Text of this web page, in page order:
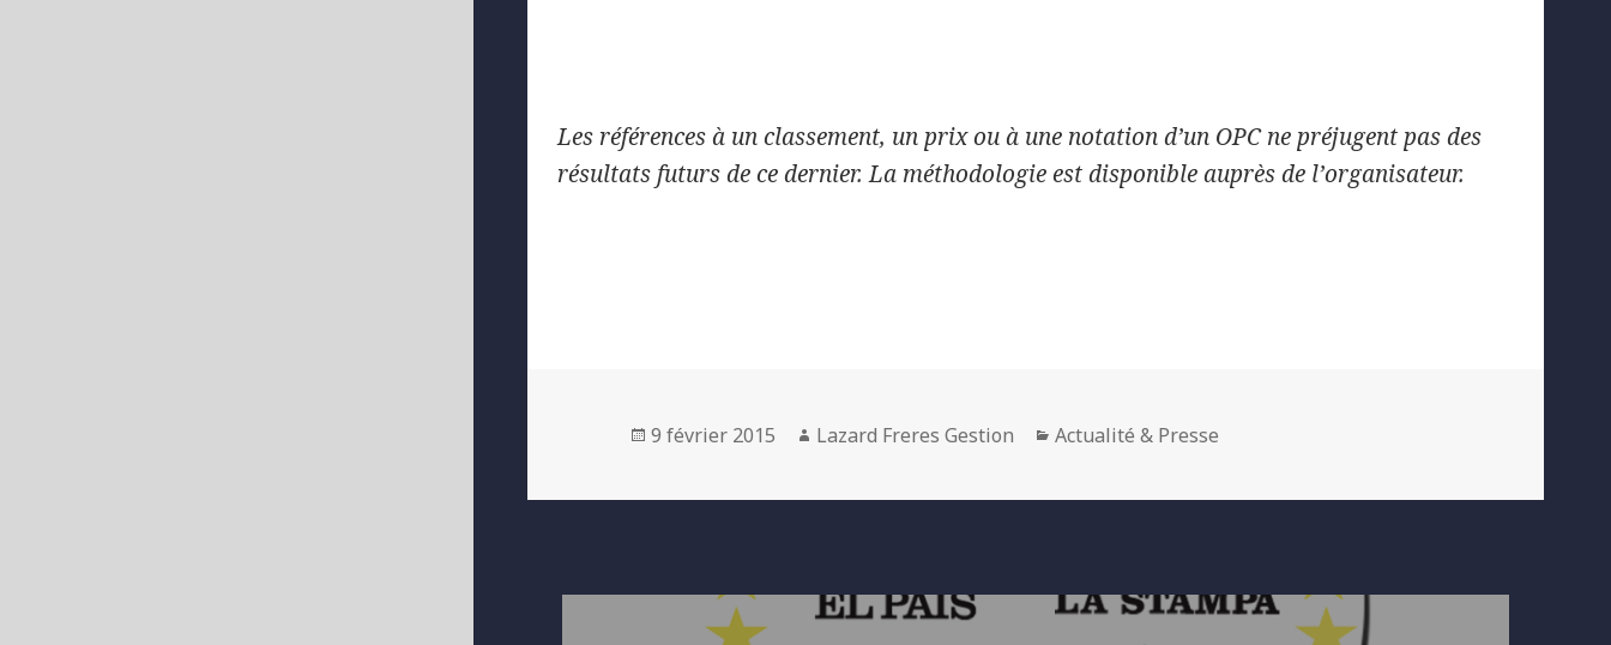
Les références à un classement, un prix ou à une notation d’un OPC ne préjugent pas des
résultats futurs de ce dernier. La méthodologie est disponible auprès de l’organisateur.
Posted
9 février 2015 Author
Lazard Freres Gestion Categories
Actualité & Presse